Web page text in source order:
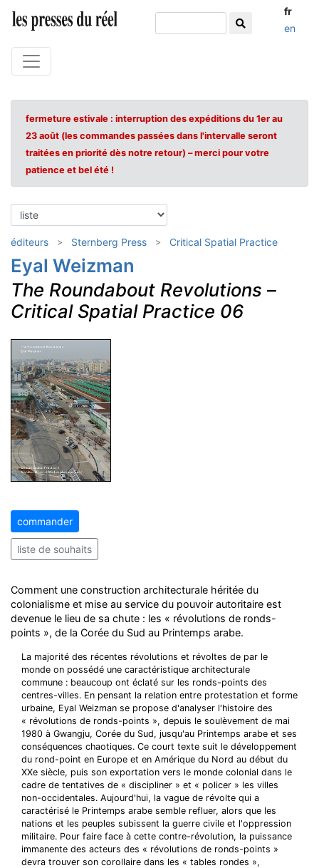
fr
en
fermeture estivale : interruption des expéditions du 1er au
23 août (les commandes passées dans l'intervalle seront
traitées en priorité dès notre retour) – merci pour votre
patience et bel été !
éditeurs Sternberg Press Critical Spatial Practice
Eyal Weizman
The Roundabout Revolutions –
Critical Spatial Practice 06
commander
liste de souhaits
Comment une construction architecturale héritée du
colonialisme et mise au service du pouvoir autoritaire est
devenue le lieu de sa chute : les « révolutions de ronds-
points », de la Corée du Sud au Printemps arabe.
La majorité des récentes révolutions et révoltes de par le
monde on possédé une caractéristique architecturale
commune : beaucoup ont éclaté sur les ronds-points des
centres-villes. En pensant la relation entre protestation et forme
urbaine, Eyal Weizman se propose d'analyser l'histoire des
« révolutions de ronds-points », depuis le soulèvement de mai
1980 à Gwangju, Corée du Sud, jusqu'au Printemps arabe et ses
conséquences chaotiques. Ce court texte suit le développement
du rond-point en Europe et en Amérique du Nord au début du
XXe siècle, puis son exportation vers le monde colonial dans le
cadre de tentatives de « discipliner » et « policer » les villes
non-occidentales. Aujourd'hui, la vague de révolte qui a
caractérisé le Printemps arabe semble refluer, alors que les
nations et les peuples subissent la guerre civile et l'oppression
militaire. Pour faire face à cette contre-révolution, la puissance
immanente des acteurs des « révolutions de ronds-points »
devra trouver son corollaire dans les « tables rondes »,